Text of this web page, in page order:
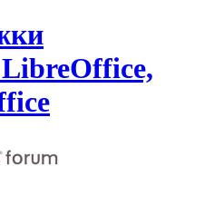
LibreOffice,